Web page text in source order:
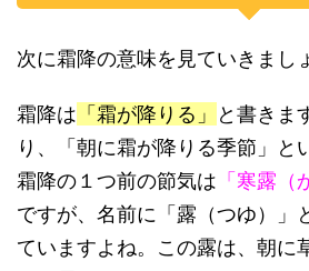
次に霜降の意味を見ていきまし
霜降は 「霜が降りる」
と書きま
り、「朝に霜が降りる季節」と
霜降の１つ前の節気は 「寒露（
ですが、名前に「露（つゆ）」
ていますよね。この露は、朝に